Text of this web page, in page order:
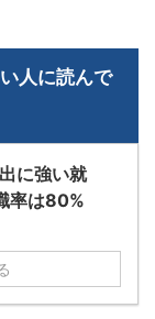
人に読んで
に強い就
率は80%